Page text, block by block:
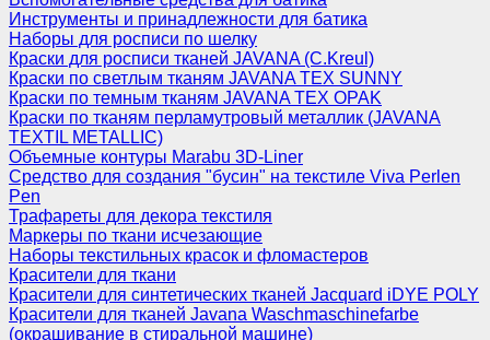
Инструменты и принадлежности для батика
Наборы для росписи по шелку
Краски для росписи тканей JAVANA (C.Kreul)
Краски по светлым тканям JAVANA TEX SUNNY
Краски по темным тканям JAVANA TEX OPAK
Краски по тканям перламутровый металлик (JAVANA
TEXTIL METALLIC)
Объемные контуры Marabu 3D-Liner
Средство для создания "бусин" на текстиле Viva Perlen
Pen
Трафареты для декора текстиля
Маркеры по ткани исчезающие
Наборы текстильных красок и фломастеров
Красители для ткани
Красители для синтетических тканей Jacquard iDYE POLY
Красители для тканей Javana Waschmaschinefarbe
(окрашивание в стиральной машине)